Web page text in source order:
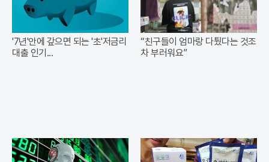
'7년'안에 갚으면 되는 '초'저금리
대출 인기...
“친구들이 엄마랑 다퉜다는 것조
차 부러워요”